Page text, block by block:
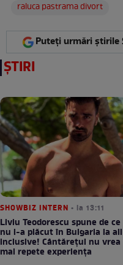
raluca pastrama divort
Puteți urmări știrile
ȘTIRI
SHOWBIZ INTERN • la 13:11
Liviu Teodorescu spune de ce
nu i-a plăcut în Bulgaria la all
inclusive! Cântărețul nu vrea
mai repete experiența